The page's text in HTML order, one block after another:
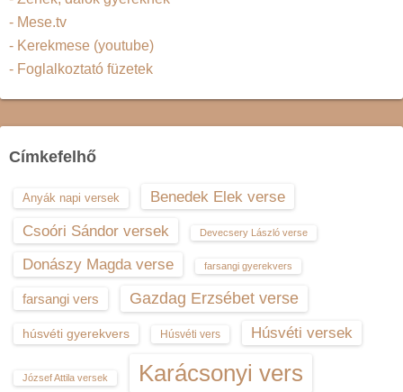
- Mese.tv
- Kerekmese (youtube)
- Foglalkoztató füzetek
Címkefelhő
Anyák napi versek
Benedek Elek verse
Csoóri Sándor versek
Devecsery László verse
Donászy Magda verse farsangi gyerekvers
farsangi vers Gazdag Erzsébet verse
húsvéti gyerekvers Húsvéti vers Húsvéti versek
József Attila versek Karácsonyi vers